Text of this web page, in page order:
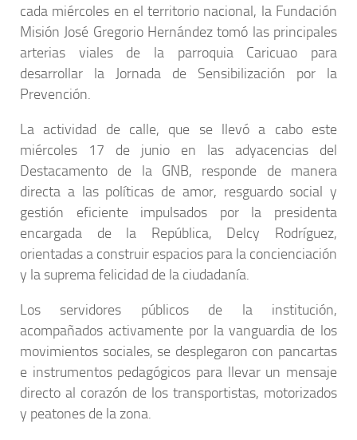
cada miércoles en el territorio nacional, la Fundación
Misión José Gregorio Hernández tomó las principales
arterias viales de la parroquia Caricuao para
desarrollar la Jornada de Sensibilización por la
Prevención.
La actividad de calle, que se llevó a cabo este
miércoles 17 de junio en las adyacencias del
Destacamento de la GNB, responde de manera
directa a las políticas de amor, resguardo social y
gestión eficiente impulsados por la presidenta
encargada de la República, Delcy Rodríguez,
orientadas a construir espacios para la concienciación
y la suprema felicidad de la ciudadanía.
Los servidores públicos de la institución,
acompañados activamente por la vanguardia de los
movimientos sociales, se desplegaron con pancartas
e instrumentos pedagógicos para llevar un mensaje
directo al corazón de los transportistas, motorizados
y peatones de la zona.